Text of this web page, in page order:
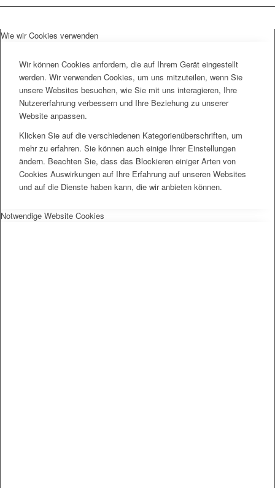
Wie wir Cookies verwenden
Wir können Cookies anfordern, die auf Ihrem Gerät eingestellt
werden. Wir verwenden Cookies, um uns mitzuteilen, wenn Sie
unsere Websites besuchen, wie Sie mit uns interagieren, Ihre
Nutzererfahrung verbessern und Ihre Beziehung zu unserer
Website anpassen.
Klicken Sie auf die verschiedenen Kategorienüberschriften, um
mehr zu erfahren. Sie können auch einige Ihrer Einstellungen
ändern. Beachten Sie, dass das Blockieren einiger Arten von
Cookies Auswirkungen auf Ihre Erfahrung auf unseren Websites
und auf die Dienste haben kann, die wir anbieten können.
Notwendige Website Cookies